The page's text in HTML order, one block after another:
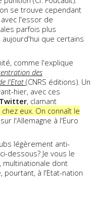
se trouve cependant
l'essor de
parfois plus
que certains
comme l'explique
des
l'Etat (CNRS éditions). Un
hier, avec ces
Twitter, clamant
eux. On connaît le
l'Allemagne à l'Euro
légèrement anti-
dessous? Je vous le
, multinationale dont
à l'Etat-nation